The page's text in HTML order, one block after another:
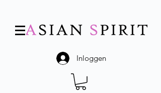
Inloggen